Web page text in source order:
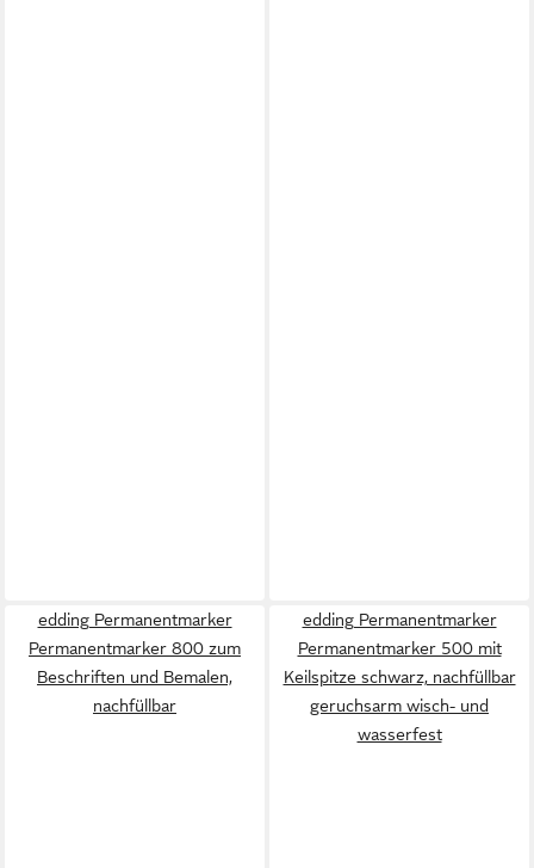
edding Permanentmarker
Permanentmarker 800 zum
Beschriften und Bemalen,
nachfüllbar
edding Permanentmarker
Permanentmarker 500 mit
Keilspitze schwarz, nachfüllbar
geruchsarm wisch- und
wasserfest